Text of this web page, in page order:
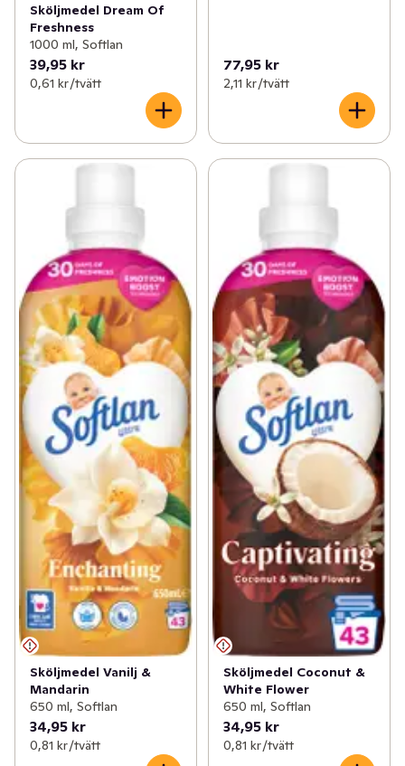
Sköljmedel Dream Of
Freshness
1000 ml, Softlan
39,95 kr
0,61 kr /tvätt
77,95 kr
2,11 kr /tvätt
Sköljmedel Vanilj &
Mandarin
650 ml, Softlan
34,95 kr
0,81 kr /tvätt
Sköljmedel Coconut &
White Flower
650 ml, Softlan
34,95 kr
0,81 kr /tvätt